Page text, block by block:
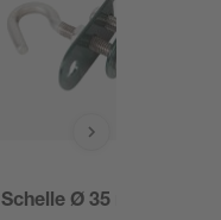
Schelle Ø 35 mm